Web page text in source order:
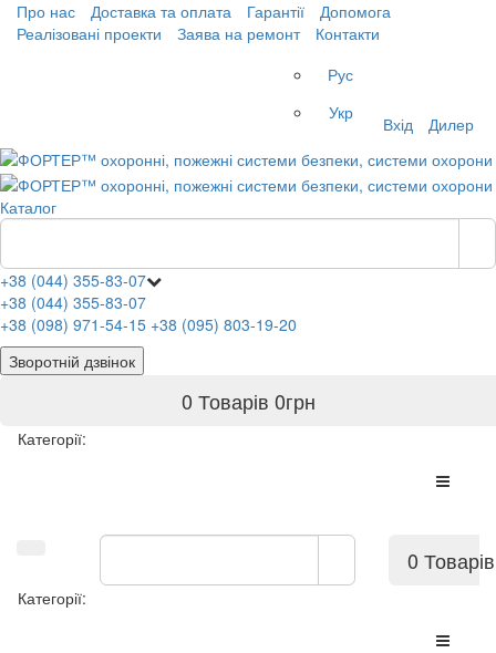
Про нас Доставка та оплата Гарантії
Допомога
Реалізовані проекти
Заява на ремонт
Контакти
Рус
Укр
Вхід Дилер
Каталог
+38 (044) 355-83-07
+38 (044) 355-83-07
+38 (098) 971-54-15 +38 (095) 803-19-20
Зворотній дзвінок
0 Товарів 0грн
Категорії:
0 Товарів
Категорії: